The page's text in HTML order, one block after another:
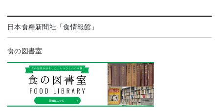
日本食糧新聞社「食情報館」
食の図書室